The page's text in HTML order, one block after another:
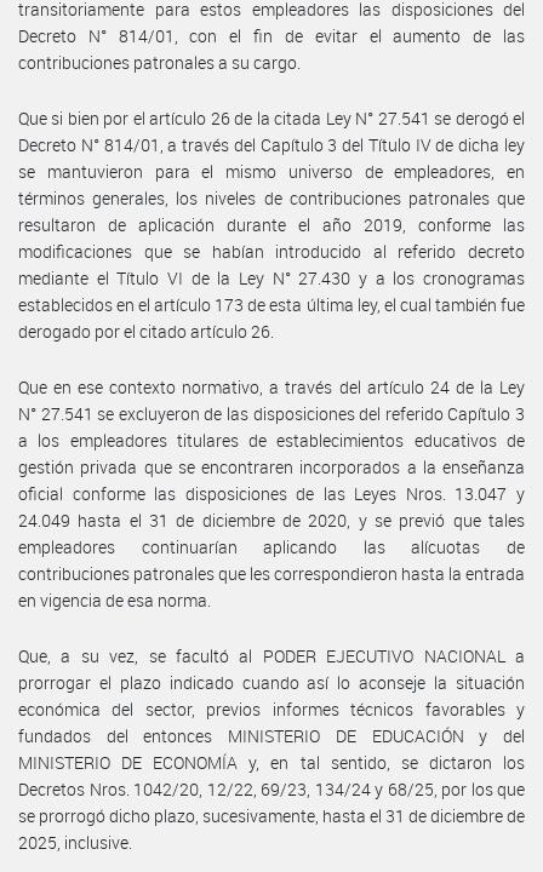
transitoriamente para estos empleadores las disposiciones del
Decreto N° 814/01, con el fin de evitar el aumento de las
contribuciones patronales a su cargo.
Que si bien por el artículo 26 de la citada Ley N° 27.541 se derogó el
Decreto N° 814/01, a través del Capítulo 3 del Título IV de dicha ley
se mantuvieron para el mismo universo de empleadores, en
términos generales, los niveles de contribuciones patronales que
resultaron de aplicación durante el año 2019, conforme las
modificaciones que se habían introducido al referido decreto
mediante el Título VI de la Ley N° 27.430 y a los cronogramas
establecidos en el artículo 173 de esta última ley, el cual también fue
derogado por el citado artículo 26.
Que en ese contexto normativo, a través del artículo 24 de la Ley
N° 27.541 se excluyeron de las disposiciones del referido Capítulo 3
a los empleadores titulares de establecimientos educativos de
gestión privada que se encontraren incorporados a la enseñanza
oficial conforme las disposiciones de las Leyes Nros. 13.047 y
24.049 hasta el 31 de diciembre de 2020, y se previó que tales
empleadores continuarían aplicando las alícuotas de
contribuciones patronales que les correspondieron hasta la entrada
en vigencia de esa norma.
Que, a su vez, se facultó al PODER EJECUTIVO NACIONAL a
prorrogar el plazo indicado cuando así lo aconseje la situación
económica del sector, previos informes técnicos favorables y
fundados del entonces MINISTERIO DE EDUCACIÓN y del
MINISTERIO DE ECONOMÍA y, en tal sentido, se dictaron los
Decretos Nros. 1042/20, 12/22, 69/23, 134/24 y 68/25, por los que
se prorrogó dicho plazo, sucesivamente, hasta el 31 de diciembre de
2025, inclusive.